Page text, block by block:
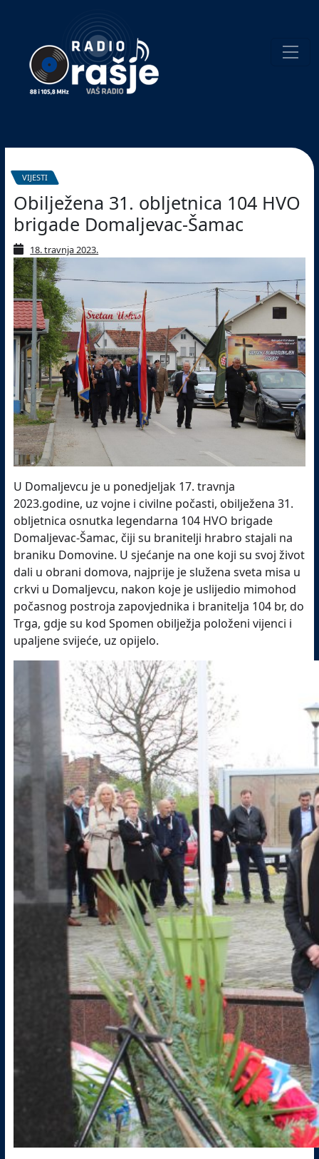
website!
VIJESTI
Obilježena 31. obljetnica 104 HVO
brigade Domaljevac-Šamac
18. travnja 2023.
U Domaljevcu je u ponedjeljak 17. travnja
2023.godine, uz vojne i civilne počasti, obilježena 31.
obljetnica osnutka legendarna 104 HVO brigade
Domaljevac-Šamac, čiji su branitelji hrabro stajali na
braniku Domovine. U sjećanje na one koji su svoj život
dali u obrani domova, najprije je služena sveta misa u
crkvi u Domaljevcu, nakon koje je uslijedio mimohod
počasnog postroja zapovjednika i branitelja 104 br, do
Trga, gdje su kod Spomen obilježja položeni vijenci i
upaljene svijeće, uz opijelo.